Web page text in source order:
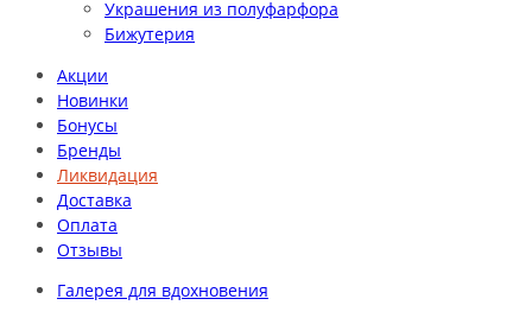
Украшения из полуфарфора
Бижутерия
Акции
Новинки
Бонусы
Бренды
Ликвидация
Доставка
Оплата
Отзывы
Галерея для вдохновения